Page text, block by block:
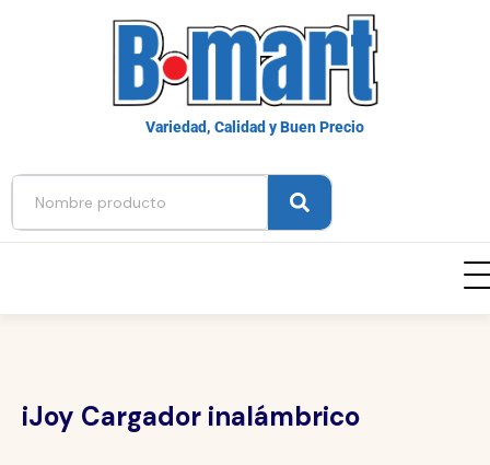
Variedad, Calidad y Buen Precio
iJoy Cargador inalámbrico